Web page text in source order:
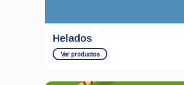
Helados
Ver productos